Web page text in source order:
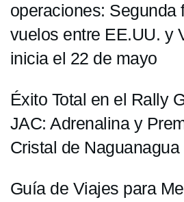
operaciones: Segunda
vuelos entre EE.UU. y
inicia el 22 de mayo
Éxito Total en el Rally
JAC: Adrenalina y
Cristal de Naguanagua
Guía de Viajes para